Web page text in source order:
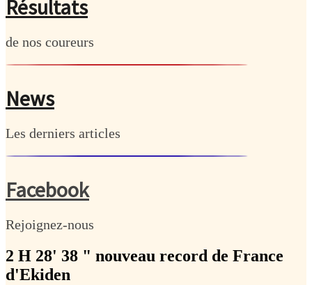
Résultats
de nos coureurs
News
Les derniers articles
Facebook
Rejoignez-nous
2 H 28' 38 " nouveau record de France
d'Ekiden